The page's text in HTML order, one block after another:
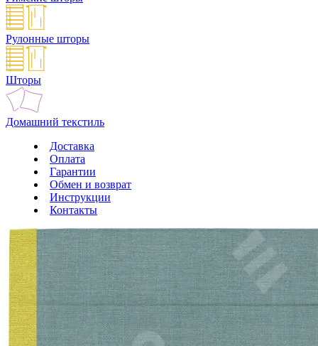
Рулонные шторы
Шторы
Домашний текстиль
Доставка
Оплата
Гарантии
Обмен и возврат
Инструкции
Контакты